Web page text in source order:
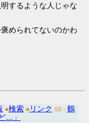
するような人じゃな
められてないのかわ
■検索 ■ リンク SS： 鶴
…」